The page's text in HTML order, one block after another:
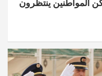
المواطنين ينتظرون